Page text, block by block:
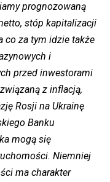
prognozowaną
stóp kapitalizacji
co za tym idzie także
i
przed inwestorami
z inflacją,
Rosji na Ukrainę
Banku
mogą się
Niemniej
ma charakter